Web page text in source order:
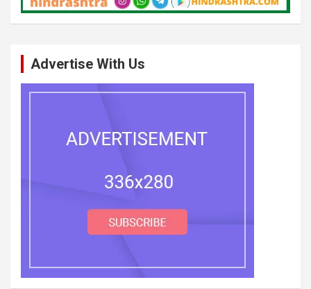
Advertise With Us